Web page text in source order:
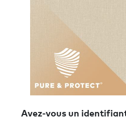
Avez-vous un